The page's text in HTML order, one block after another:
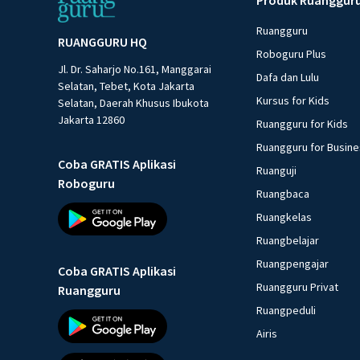
RUANGGURU HQ
Jl. Dr. Saharjo No.161, Manggarai
Selatan, Tebet, Kota Jakarta
Selatan, Daerah Khusus Ibukota
Jakarta 12860
Coba GRATIS Aplikasi
Roboguru
Coba GRATIS Aplikasi
Ruangguru
Ruangguru
Roboguru Plus
Dafa dan Lulu
Kursus for Kids
Ruangguru for Kids
Ruangguru for
Ruanguji
Ruangbaca
Ruangkelas
Ruangbelajar
Ruangpengajar
Ruangguru Privat
Ruangpeduli
Airis